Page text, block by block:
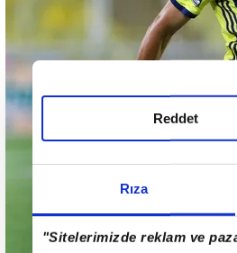
Rıza
"Sitelerimizde reklam ve
Reddet